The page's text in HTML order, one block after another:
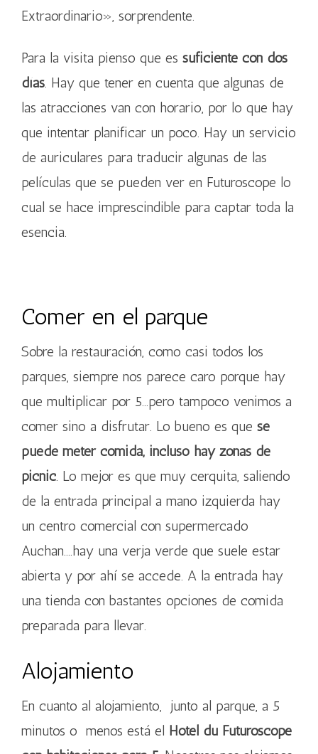
Extraordinario», sorprendente.
Para la visita pienso que es suficiente con dos
días . Hay que tener en cuenta que algunas de
las atracciones van con horario, por lo que hay
que intentar planificar un poco. Hay un servicio
de auriculares para traducir algunas de las
películas que se pueden ver en Futuroscope lo
cual se hace imprescindible para captar toda la
esencia.
Comer en el parque
Sobre la restauración, como casi todos los
parques, siempre nos parece caro porque hay
que multiplicar por 5…pero tampoco venimos a
comer sino a disfrutar. Lo bueno es que se
puede meter comida, incluso hay zonas de
picnic . Lo mejor es que muy cerquita, saliendo
de la entrada principal a mano izquierda hay
un centro comercial con supermercado
Auchan….hay una verja verde que suele estar
abierta y por ahí se accede. A la entrada hay
una tienda con bastantes opciones de comida
preparada para llevar.
Alojamiento
En cuanto al alojamiento, junto al parque, a 5
minutos o menos está el Hotel du Futuroscope